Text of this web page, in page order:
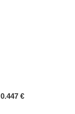
0.447 €